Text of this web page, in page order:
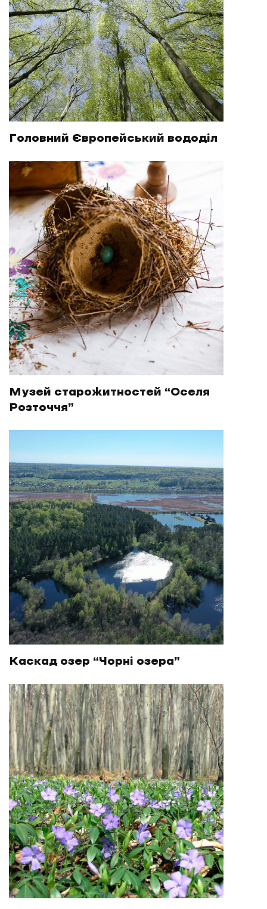
Головний Європейський вододіл
Музей старожитностей “Оселя
Розточчя”
Каскад озер “Чорні озера”